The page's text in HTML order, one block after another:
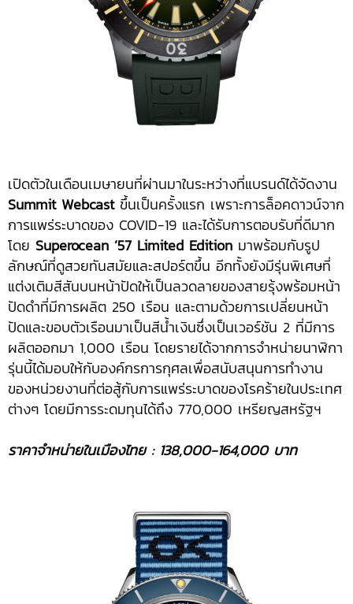
เปิดตัวในเดือนเมษายนที่ผ่านมาในระหว่างที่แบรนด์ได้จัดงาน
Summit Webcastขึ้นเป็นครั้งแรก เพราะการล็อคดาวน์จาก
การแพร่ระบาดของ COVID-19 และได้รับการตอบรับที่ดีมาก
โดย Superocean ’57 Limited Edition มาพร้อมกับรูป
ลักษณ์ที่ดูสวยทันสมัยและสปอร์ตขึ้น อีกทั้งยังมีรุ่นพิเศษที่
แต่งเติมสีสันบนหน้าปัดให้เป็นลวดลายของสายรุ้งพร้อมหน้า
ปัดดำที่มีการผลิต 250 เรือน และตามด้วยการเปลี่ยนหน้า
ปัดและขอบตัวเรือนมาเป็นสีน้ำเงินซึ่งเป็นเวอร์ชัน 2 ที่มีการ
ผลิตออกมา 1,000 เรือน โดยรายได้จากการจำหน่ายนาฬิกา
รุ่นนี้ได้มอบให้กับองค์กรการกุศลเพื่อสนับสนุนการทำงาน
ของหน่วยงานที่ต่อสู้กับการแพร่ระบาดของโรคร้ายในประเทศ
ต่างๆ โดยมีการระดมทุนได้ถึง 770,000 เหรียญสหรัฐฯ
ราคาจำหน่ายในเมืองไทย : 138,000-164,000 บาท